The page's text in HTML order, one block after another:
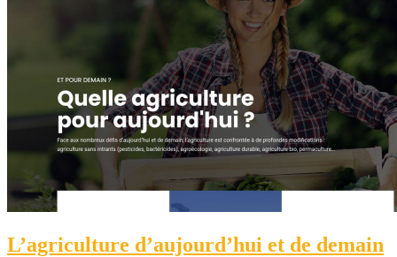
L’agriculture d’aujourd’hui et de demain